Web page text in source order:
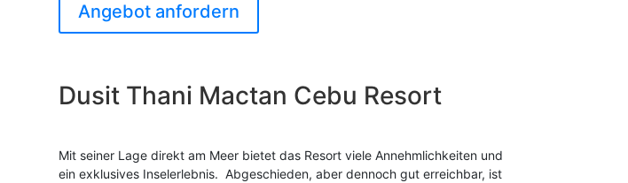
Angebot anfordern
Dusit Thani Mactan Cebu Resort
Mit seiner Lage direkt am Meer bietet das Resort viele Annehmlichkeiten und
ein exklusives Inselerlebnis. Abgeschieden, aber dennoch gut erreichbar, ist